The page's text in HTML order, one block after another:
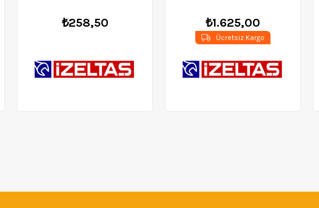
₺258,50 ₺1.625,00
Ücretsiz Kargo